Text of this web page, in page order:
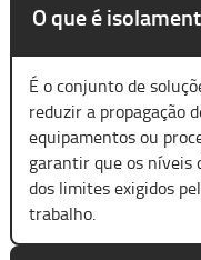
O que é
É o conjunto de
reduzir a propagação
equipamentos ou
garantir que os níveis
dos limites exigidos
trabalho.